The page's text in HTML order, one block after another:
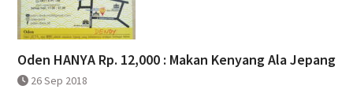
Oden HANYA Rp. 12,000 : Makan Kenyang Ala Jepang
26 Sep 2018